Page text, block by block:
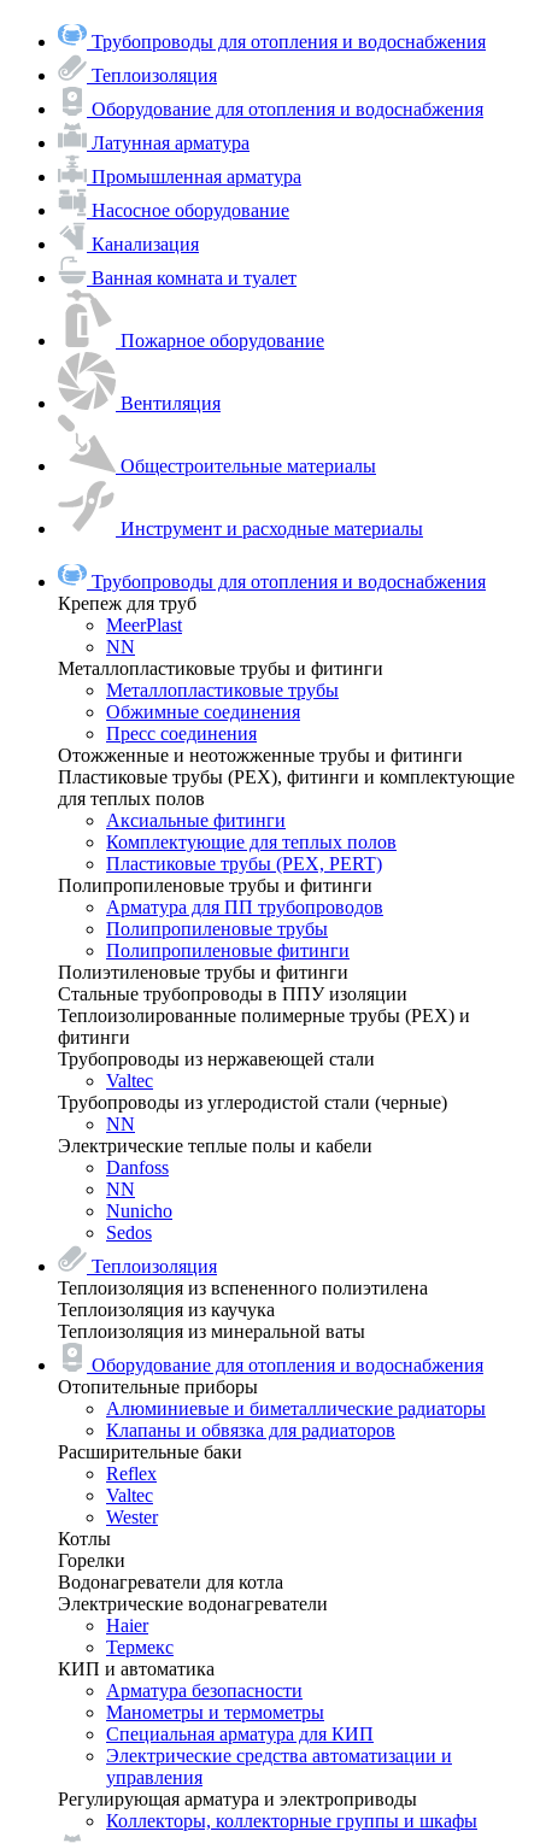
Трубопроводы для отопления и водоснабжения
Теплоизоляция
Оборудование для отопления и водоснабжения
Латунная арматура
Промышленная арматура
Насосное оборудование
Канализация
Ванная комната и туалет
Пожарное оборудование
Вентиляция
Общестроительные материалы
Инструмент и расходные материалы
Трубопроводы для отопления и водоснабжения
Крепеж для труб
MeerPlast
NN
Металлопластиковые трубы и фитинги
Металлопластиковые трубы
Обжимные соединения
Пресс соединения
Отожженные и неотожженные трубы и фитинги
Пластиковые трубы (РЕХ), фитинги и комплектующие
для теплых полов
Аксиальные фитинги
Комплектующие для теплых полов
Пластиковые трубы (РЕХ, PERT)
Полипропиленовые трубы и фитинги
Арматура для ПП трубопроводов
Полипропиленовые трубы
Полипропиленовые фитинги
Полиэтиленовые трубы и фитинги
Стальные трубопроводы в ППУ изоляции
Теплоизолированные полимерные трубы (РЕХ) и
фитинги
Трубопроводы из нержавеющей стали
Valtec
Трубопроводы из углеродистой стали (черные)
NN
Электрические теплые полы и кабели
Danfoss
NN
Nunicho
Sedos
Теплоизоляция
Теплоизоляция из вспененного полиэтилена
Теплоизоляция из каучука
Теплоизоляция из минеральной ваты
Оборудование для отопления и водоснабжения
Отопительные приборы
Алюминиевые и биметаллические радиаторы
Клапаны и обвязка для радиаторов
Расширительные баки
Reflex
Valtec
Wester
Котлы
Горелки
Водонагреватели для котла
Электрические водонагреватели
Haier
Термекс
КИП и автоматика
Арматура безопасности
Манометры и термометры
Специальная арматура для КИП
Электрические средства автоматизации и
управления
Регулирующая арматура и электроприводы
Коллекторы, коллекторные группы и шкафы